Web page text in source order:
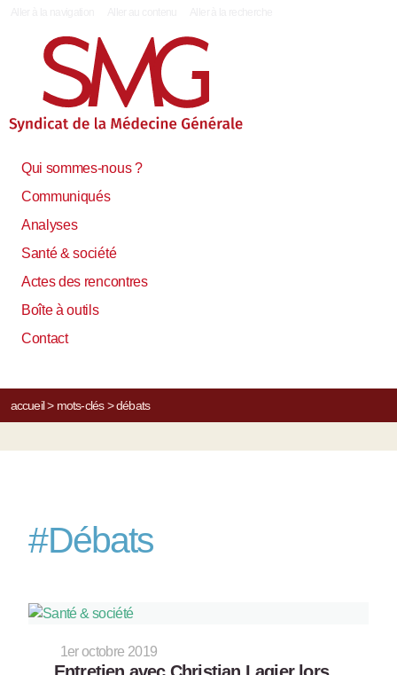
Qui sommes-nous ?
Communiqués
Analyses
Santé & société
Actes des rencontres
Boîte à outils
Contact
accueil> mots-clés> débats
#Débats
1er octobre 2019